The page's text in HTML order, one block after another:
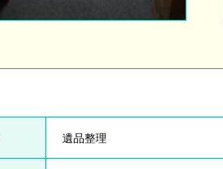
遺品整理